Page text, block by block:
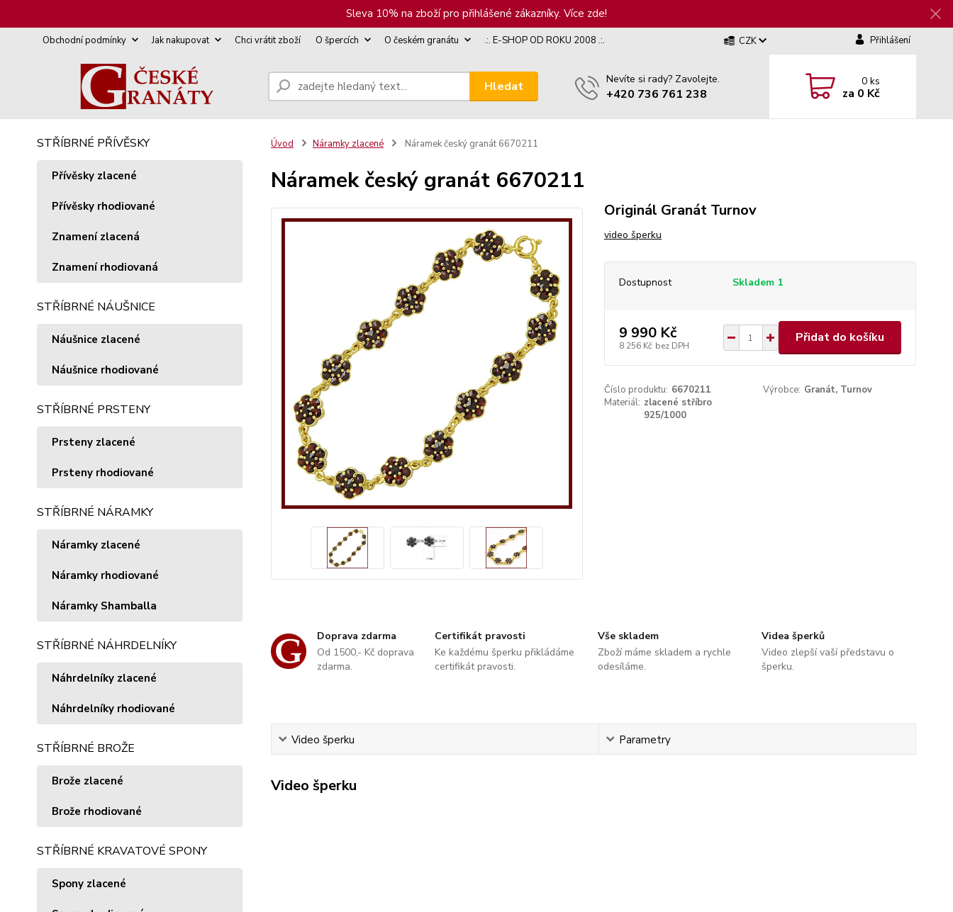
Sleva 10% na zboží pro přihlášené zákazníky. Více zde!
Obchodní podmínky Jak nakupovat Chci vrátit zboží O špercích O českém granátu .:. E-SHOP OD ROKU 2008 .:. CZK Přihlášení
Hledat Nevíte si rady? Zavolejte.
+420 736 761 238
0ks
za 0 Kč
STŘÍBRNÉ PŘÍVĚSKY
Přívěsky zlacené
Přívěsky rhodiované
Znamení zlacená
Znamení rhodiovaná
STŘÍBRNÉ NÁUŠNICE
Náušnice zlacené
Náušnice rhodiované
STŘÍBRNÉ PRSTENY
Prsteny zlacené
Prsteny rhodiované
STŘÍBRNÉ NÁRAMKY
Náramky zlacené
Náramky rhodiované
Náramky Shamballa
STŘÍBRNÉ NÁHRDELNÍKY
Náhrdelníky zlacené
Náhrdelníky rhodiované
STŘÍBRNÉ BROŽE
Brože zlacené
Brože rhodiované
STŘÍBRNÉ KRAVATOVÉ SPONY
Spony zlacené
Úvod Náramky zlacené Náramek český granát 6670211
Náramek český granát 6670211
Originál Granát Turnov
video šperku
Dostupnost Skladem 1
9 990 Kč
8 256 Kč bez DPH
Přidat do košíku
Číslo produktu: 6670211 Výrobce: Granát, Turnov
Materiál: zlacené stříbro
925/1000
Doprava zdarma
Od 1500,- Kč doprava
zdarma.
Certifikát pravosti
Ke každému šperku přikládáme
certifikát pravosti.
Vše skladem
Zboží máme skladem a rychle
odesíláme.
Videa šperků
Video zlepší vaší představu o
šperku.
Video šperku Parametry
Video šperku